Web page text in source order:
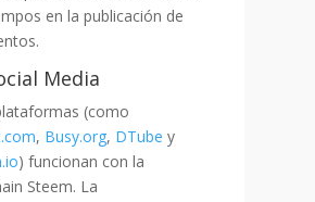
en la publicación de
Media
(como
, Busy.org, DTube y
) funcionan con la
Steem. La